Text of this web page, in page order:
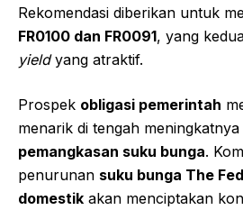
Rekomendasi diberikan untuk
FR0100 dan FR0091, yang
yieldyang atraktif.
Prospek obligasi pemerintah
menarik di tengah
pemangkasan suku bunga.
penurunan suku bunga The Fed
domestik akan menciptakan